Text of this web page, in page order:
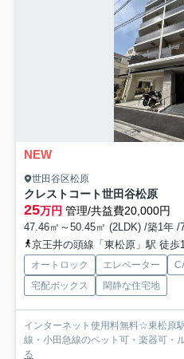
NEW
世田谷区松原
クレストコート世田谷松原
25万円 管理/共益費20,000円
47.46㎡～50.45㎡ (2LDK) /築1年 /
京王井の頭線「東松原」駅 徒歩
オートロック エレベーター
宅配ボックス
閑静な住宅地
インターネット使用料無料☆東松原
線・小田急線のペット可・楽器可・
る